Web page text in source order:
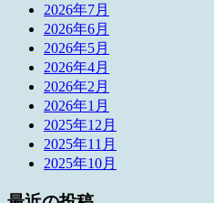
2026年7月
2026年6月
2026年5月
2026年4月
2026年2月
2026年1月
2025年12月
2025年11月
2025年10月